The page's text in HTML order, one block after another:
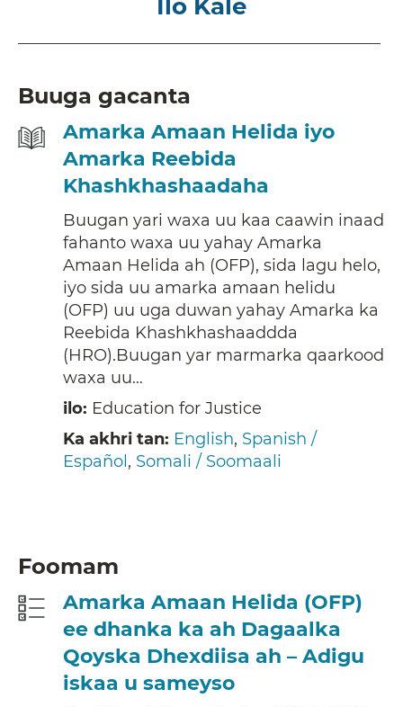
Ilo Kale
Buuga gacanta
Amarka Amaan Helida iyo
Amarka Reebida
Khashkhashaadaha
Buugan yari waxa uu kaa caawin inaad
fahanto waxa uu yahay Amarka
Amaan Helida ah (OFP), sida lagu helo,
iyo sida uu amarka amaan helidu
(OFP) uu uga duwan yahay Amarka ka
Reebida Khashkhashaaddda
(HRO).Buugan yar marmarka qaarkood
waxa uu…
ilo: Education for Justice
Ka akhri tan: English, Spanish /
Español , Somali / Soomaali
Foomam
Amarka Amaan Helida (OFP)
ee dhanka ka ah Dagaalka
Qoyska Dhexdiisa ah – Adigu
iskaa u sameyso